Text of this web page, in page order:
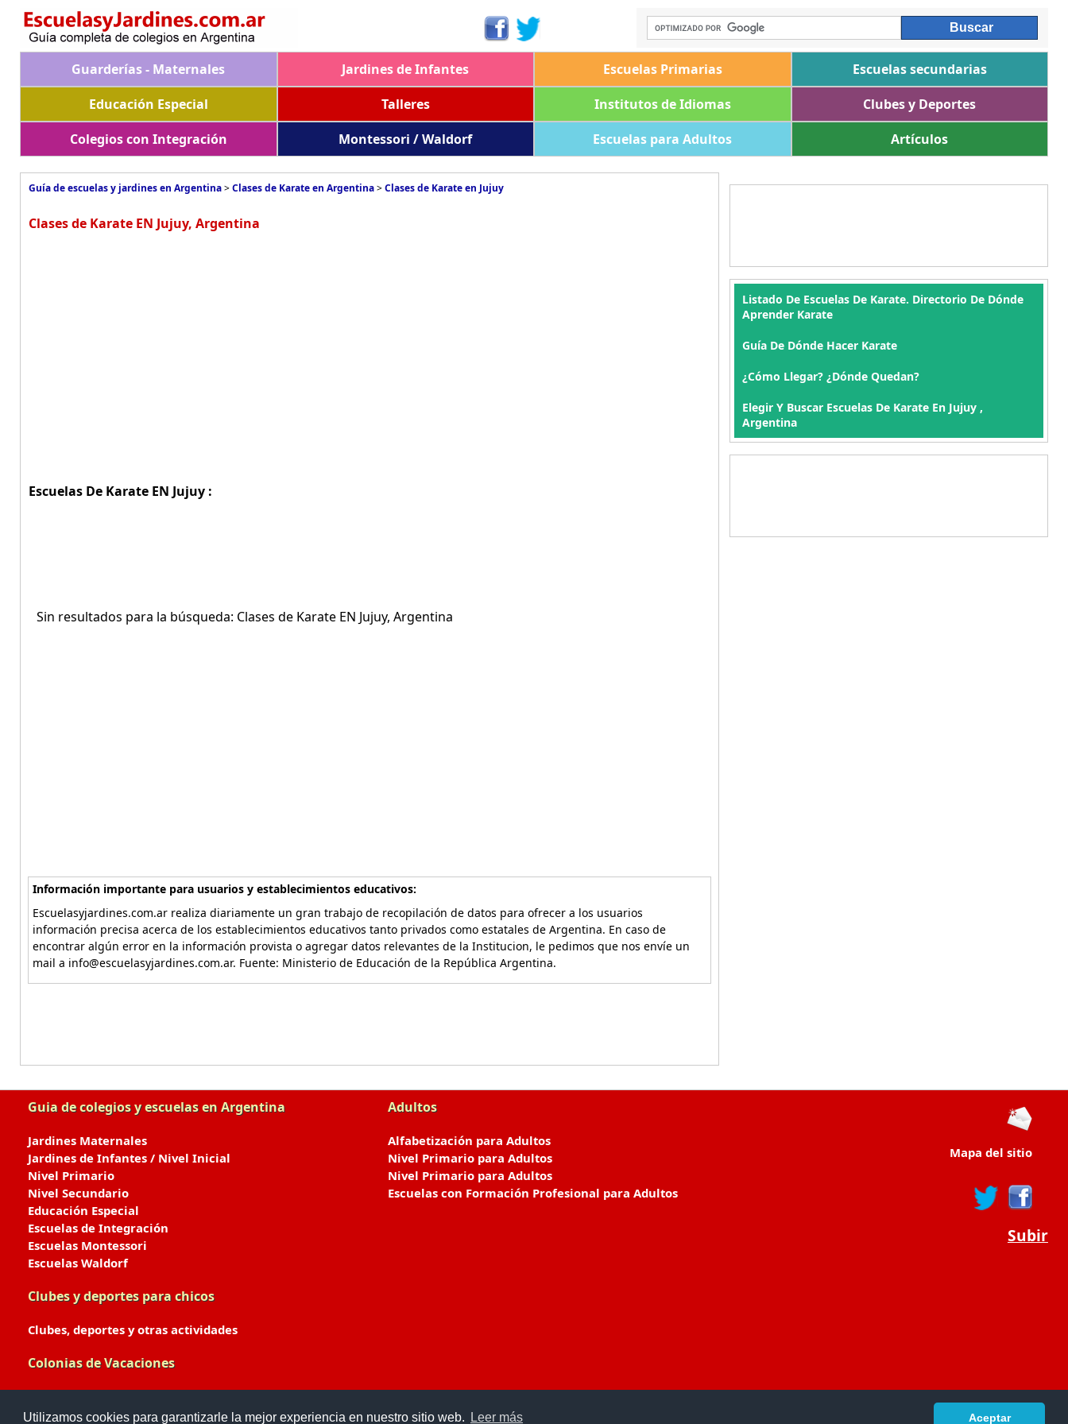
Utilizamos cookies para garantizarle la mejor experiencia en nuestro sitio web. Leer más Aceptar
Guarderías - Maternales Jardines de Infantes Escuelas Primarias
Escuelas secundarias
Educación Especial
Talleres Institutos de Idiomas
Clubes y Deportes
Colegios con Integración
Montessori / Waldorf Escuelas para Adultos Artículos
Guía de escuelas y jardines en Argentina>Clases de Karate en Argentina>Clases de Karate en Jujuy
Clases de Karate EN Jujuy, Argentina
Escuelas De Karate EN Jujuy :
Sin resultados para la búsqueda: Clases de Karate EN Jujuy, Argentina
Información importante para usuarios y establecimientos educativos:
Escuelasyjardines.com.ar realiza diariamente un gran trabajo de recopilación de datos para ofrecer a los usuarios
información precisa acerca de los establecimientos educativos tanto privados como estatales de Argentina. En caso de
encontrar algún error en la información provista o agregar datos relevantes de la Institucion, le pedimos que nos envíe un
mail a info@escuelasyjardines.com.ar. Fuente: Ministerio de Educación de la República Argentina.
Listado De Escuelas De Karate. Directorio De Dónde
Aprender Karate
Guía De Dónde Hacer Karate
¿Cómo Llegar? ¿Dónde Quedan?
Elegir Y Buscar Escuelas De Karate En Jujuy ,
Argentina
Guia de colegios y escuelas en Argentina
Jardines Maternales
Jardines de Infantes / Nivel Inicial
Nivel Primario
Nivel Secundario
Educación Especial
Escuelas de Integración
Escuelas Montessori
Escuelas Waldorf
Clubes y deportes para chicos
Clubes, deportes y otras actividades
Colonias de Vacaciones
Adultos
Alfabetización para Adultos
Nivel Primario para Adultos
Nivel Primario para Adultos
Escuelas con Formación Profesional para Adultos
Mapa del sitio
Subir